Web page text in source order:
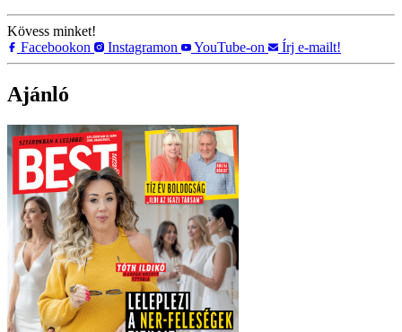
Kövess minket!
Facebookon
Instagramon YouTube-on Írj e-mailt!
Ajánló